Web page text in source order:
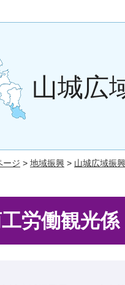
山城広
ージ > 地域振興 > 山城広域振
労働観光係